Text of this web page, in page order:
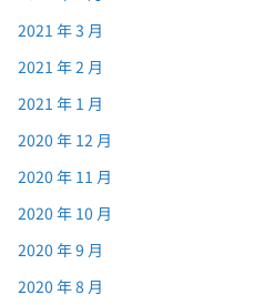
2021 年 3 月
2021 年 2 月
2021 年 1 月
2020 年 12 月
2020 年 11 月
2020 年 10 月
2020 年 9 月
2020 年 8 月